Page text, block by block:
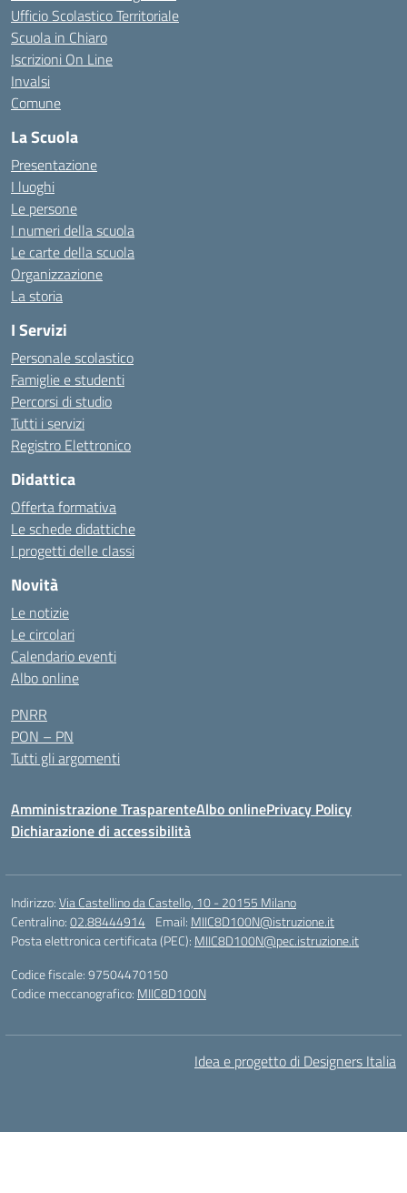
Ufficio Scolastico Territoriale
Scuola in Chiaro
Iscrizioni On Line
Invalsi
Comune
La Scuola
Presentazione
I luoghi
Le persone
I numeri della scuola
Le carte della scuola
Organizzazione
La storia
I Servizi
Personale scolastico
Famiglie e studenti
Percorsi di studio
Tutti i servizi
Registro Elettronico
Didattica
Offerta formativa
Le schede didattiche
I progetti delle classi
Novità
Le notizie
Le circolari
Calendario eventi
Albo online
PNRR
PON – PN
Tutti gli argomenti
Amministrazione TrasparenteAlbo onlinePrivacy Policy
Dichiarazione di accessibilità
Indirizzo:Via Castellino da Castello, 10 - 20155 Milano
Centralino:02.88444914 Email: MIIC8D100N@istruzione.it
Posta elettronica certificata (PEC): MIIC8D100N@pec.istruzione.it
Codice fiscale: 97504470150
Codice meccanografico: MIIC8D100N
Idea e progetto di Designers Italia